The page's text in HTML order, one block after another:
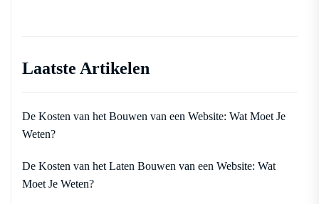
Laatste Artikelen
De Kosten van het Bouwen van een Website: Wat Moet Je
Weten?
De Kosten van het Laten Bouwen van een Website: Wat
Moet Je Weten?